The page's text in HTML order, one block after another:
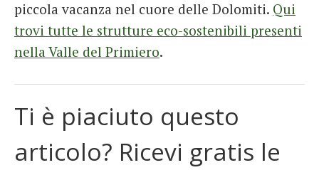
piccola vacanza nel cuore delle Dolomiti. Qui
trovi tutte le strutture eco-sostenibili presenti
nella Valle del Primiero.
Ti è piaciuto questo
articolo? Ricevi gratis le